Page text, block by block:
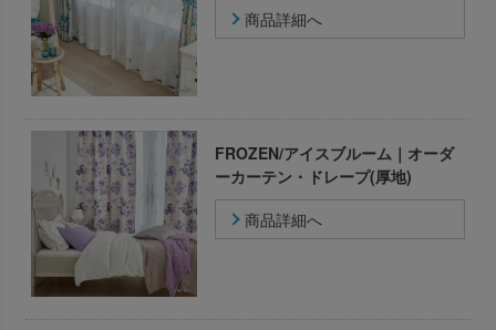
商品詳細へ
FROZEN/アイスブルーム｜オーダ
ーカーテン・ドレープ(厚地)
商品詳細へ